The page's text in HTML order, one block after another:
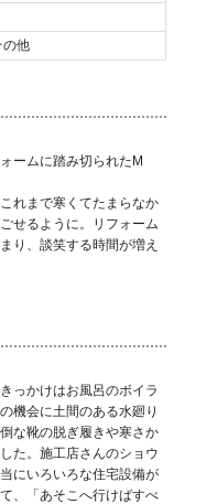
の他
ームに踏み切られたM
れまで寒くてたまらなか
せるように。リフォーム
り、談笑する時間が増え
っかけはお風呂のボイラ
機会に土間のある水廻り
な靴の脱ぎ履きや寒さか
た。施工店さんのショウ
にいろいろな住宅設備が
、「あそこへ行けばすべ